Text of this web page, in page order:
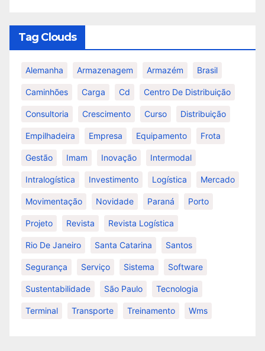
Tag Clouds
Alemanha Armazenagem Armazém Brasil
Caminhões Carga Cd Centro De Distribuição
Consultoria Crescimento Curso Distribuição
Empilhadeira Empresa Equipamento Frota
Gestão Imam Inovação Intermodal
Intralogística Investimento Logística Mercado
Movimentação Novidade Paraná Porto
Projeto Revista Revista Logística
Rio De Janeiro Santa Catarina Santos
Segurança Serviço Sistema Software
Sustentabilidade São Paulo Tecnologia
Terminal Transporte Treinamento Wms